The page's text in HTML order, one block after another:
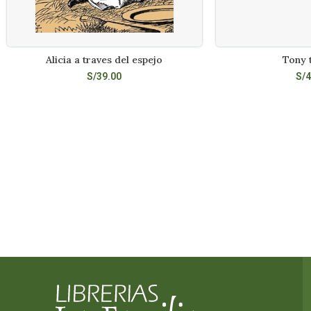
AÑADIR AL CARRITO
Alicia a traves del espejo
S/39.00
Tony
S/